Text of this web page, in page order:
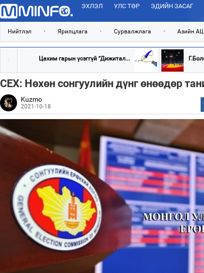
ЭХЛЭЛ УЛС ТӨР ЭДИЙН ЗАСАГ
Нийтлэл • Ярилцлага • Сурвалжлага • Азийн
Цахим гарын үсэггүй “Дижитал...
СЕХ: Нөхөн сонгуулийн дүнг өнөөдөр
Kuzmo
2021-10-18